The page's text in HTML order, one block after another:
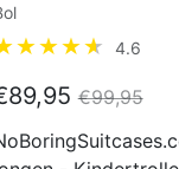
4.6
€99,95